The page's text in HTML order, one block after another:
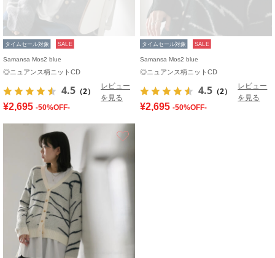
タイムセール対象 SALE
Samansa Mos2 blue
◎ニュアンス柄ニットCD
4.5 （2）
レビュー
を見る
¥2,695 -50%OFF-
タイムセール対象 SALE
Samansa Mos2 blue
◎ニュアンス柄ニットCD
4.5 （2）
レビュー
を見る
¥2,695 -50%OFF-